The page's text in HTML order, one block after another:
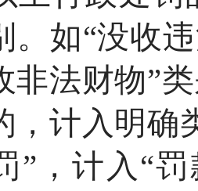
。如“没收
非法财物”
，计入明确
”，计入“